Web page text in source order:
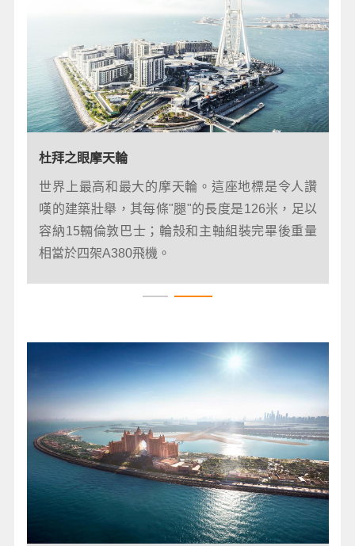
未來博物館
博物館的設計是一個由鋼和玻璃包裹的不對稱圓環，
外牆刻著阿拉伯詩篇，被《國家地理雜誌》評為世界
上14個最美麗的博物館之一。
杜拜之眼摩天輪
世界上最高和最大的摩天輪。這座地標是令人讚
嘆的建築壯舉，其每條"腿"的長度是126米，足以
容納15輛倫敦巴士；輪殼和主軸組裝完畢後重量
相當於四架A380飛機。